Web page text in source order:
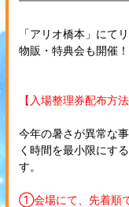
「アリオ橋本」にて
物販・特典会も開催！
【入場整理券配布方
今年の暑さが異常な
く時間を最小限にす
す。
①会場にて、先着順